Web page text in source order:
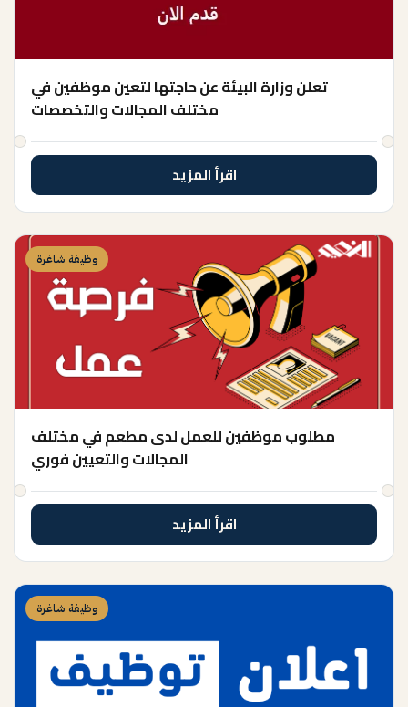
تعلن وزارة البيئة عن حاجتها لتعين موظفين في
مختلف المجالات والتخصصات
اقرأ المزيد
وظيفة شاغرة
مطلوب موظفين للعمل لدى مطعم في مختلف
المجالات والتعيين فوري
اقرأ المزيد
وظيفة شاغرة